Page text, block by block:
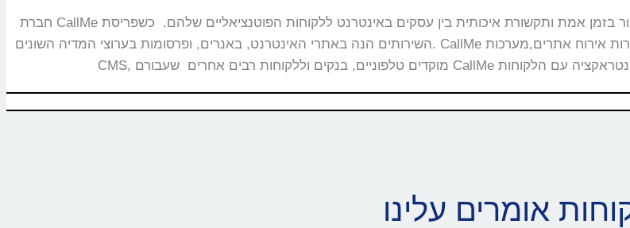
חברת CallMe נוסדה בשנת 2008 ומתמחה בפיתוח ושיווק מוצרים ייחודיים המאפשרים חיבור בזמן אמת ותקשורת איכותית בין עסקים באינטרנט ללקוחות הפוטנציאליים שלהם. כשפריסת
השירותים הנה באתרי האינטרנט, באנרים, ופרסומות בערוצי המדיה השונים. CallMe מעניקה אסטרטגיות לחברות תקשורת, משרדי פרסום, חברות אירוח אתרים,מערכות CRM, פלטפורמות